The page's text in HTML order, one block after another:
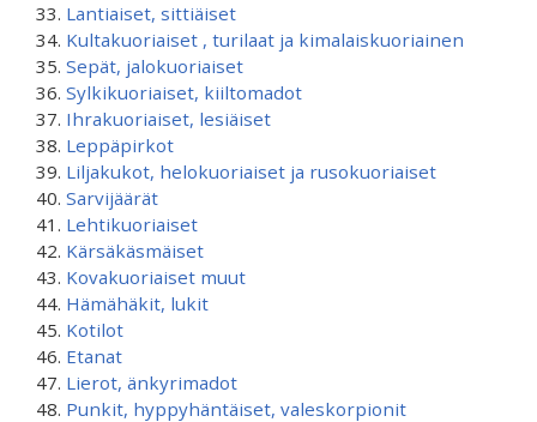
Lantiaiset, sittiäiset
Kultakuoriaiset , turilaat ja kimalaiskuoriainen
Sepät, jalokuoriaiset
Sylkikuoriaiset, kiiltomadot
Ihrakuoriaiset, lesiäiset
Leppäpirkot
Liljakukot, helokuoriaiset ja rusokuoriaiset
Sarvijäärät
Lehtikuoriaiset
Kärsäkäsmäiset
Kovakuoriaiset muut
Hämähäkit, lukit
Kotilot
Etanat
Lierot, änkyrimadot
Punkit, hyppyhäntäiset, valeskorpionit